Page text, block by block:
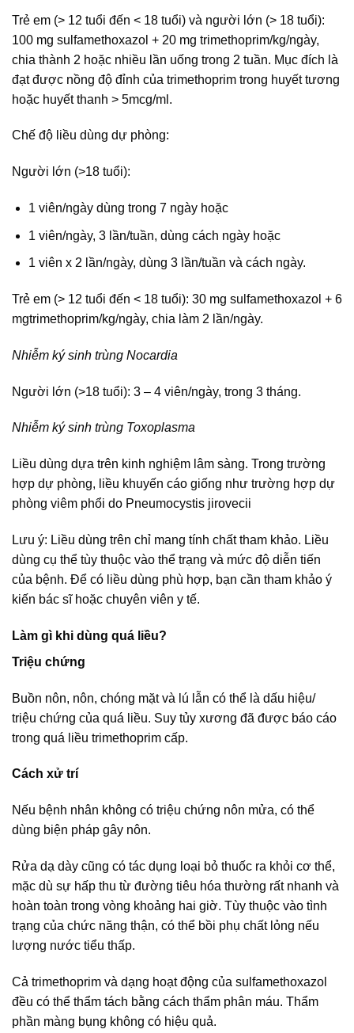
Trẻ em (> 12 tuổi đến < 18 tuổi) và người lớn (> 18 tuổi):
100 mg sulfamethoxazol + 20 mg trimethoprim/kg/ngày,
chia thành 2 hoặc nhiều lần uống trong 2 tuần. Mục đích là
đạt được nồng độ đỉnh của trimethoprim trong huyết tương
hoặc huyết thanh > 5mcg/ml.
Chế độ liều dùng dự phòng:
Người lớn (>18 tuổi):
1 viên/ngày dùng trong 7 ngày hoặc
1 viên/ngày, 3 lần/tuần, dùng cách ngày hoặc
1 viên x 2 lần/ngày, dùng 3 lần/tuần và cách ngày.
Trẻ em (> 12 tuổi đến < 18 tuổi): 30 mg sulfamethoxazol + 6
mgtrimethoprim/kg/ngày, chia làm 2 lần/ngày.
Nhiễm ký sinh trùng Nocardia
Người lớn (>18 tuổi): 3 – 4 viên/ngày, trong 3 tháng.
Nhiễm ký sinh trùng Toxoplasma
Liều dùng dựa trên kinh nghiệm lâm sàng. Trong trường
hợp dự phòng, liều khuyến cáo giống như trường hợp dự
phòng viêm phổi do Pneumocystis jirovecii
Lưu ý: Liều dùng trên chỉ mang tính chất tham khảo. Liều
dùng cụ thể tùy thuộc vào thể trạng và mức độ diễn tiến
của bệnh. Để có liều dùng phù hợp, bạn cần tham khảo ý
kiến bác sĩ hoặc chuyên viên y tế.
Làm gì khi dùng quá liều?
Triệu chứng
Buồn nôn, nôn, chóng mặt và lú lẫn có thể là dấu hiệu/
triệu chứng của quá liều. Suy tủy xương đã được báo cáo
trong quá liều trimethoprim cấp.
Cách xử trí
Nếu bệnh nhân không có triệu chứng nôn mửa, có thể
dùng biện pháp gây nôn.
Rửa dạ dày cũng có tác dụng loại bỏ thuốc ra khỏi cơ thể,
mặc dù sự hấp thu từ đường tiêu hóa thường rất nhanh và
hoàn toàn trong vòng khoảng hai giờ. Tùy thuộc vào tình
trạng của chức năng thận, có thể bồi phụ chất lỏng nếu
lượng nước tiểu thấp.
Cả trimethoprim và dạng hoạt động của sulfamethoxazol
đều có thể thẩm tách bằng cách thẩm phân máu. Thẩm
phần màng bụng không có hiệu quả.